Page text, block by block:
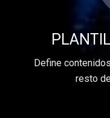
Define
resto